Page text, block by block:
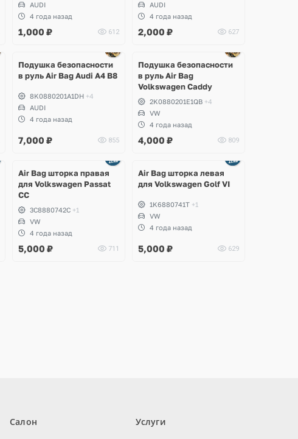
AUDI
4 года назад
1,000 ₽ 612
AUDI
4 года назад
2,000 ₽ 627
Подушка безопасности
в руль Air Bag Audi A4 B8
8K0880201A1DH +4
AUDI
4 года назад
7,000 ₽ 855
Подушка безопасности
в руль Air Bag
Volkswagen Caddy
2K0880201E1QB +4
VW
4 года назад
4,000 ₽ 809
Air Bag шторка правая
для Volkswagen Passat
CC
3C8880742C +1
VW
4 года назад
5,000 ₽ 711
Air Bag шторка левая
для Volkswagen Golf VI
1K6880741T +1
VW
4 года назад
5,000 ₽ 629
Салон Услуги